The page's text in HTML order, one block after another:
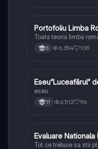
Limba și literatura
Portofoliu Limba
Toata teoria limba
6 6,354 108
Limba și literatura
Eseu”Luceafărul”
eseu
11 6,512 96
Limba și literatura
Evaluare Nationala
Tot ce trebuie sa stii